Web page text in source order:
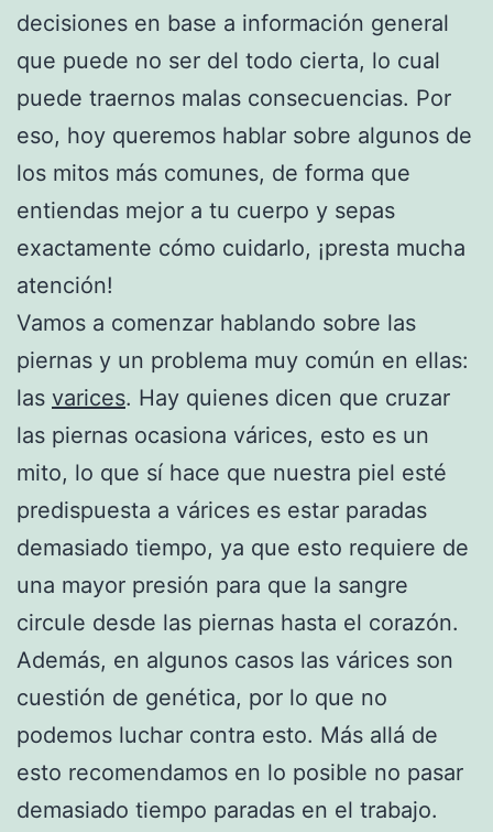
decisiones en base a información general
que puede no ser del todo cierta, lo cual
puede traernos malas consecuencias. Por
eso, hoy queremos hablar sobre algunos de
los mitos más comunes, de forma que
entiendas mejor a tu cuerpo y sepas
exactamente cómo cuidarlo, ¡presta mucha
atención!
Vamos a comenzar hablando sobre las
piernas y un problema muy común en ellas:
las varices. Hay quienes dicen que cruzar
las piernas ocasiona várices, esto es un
mito, lo que sí hace que nuestra piel esté
predispuesta a várices es estar paradas
demasiado tiempo, ya que esto requiere de
una mayor presión para que la sangre
circule desde las piernas hasta el corazón.
Además, en algunos casos las várices son
cuestión de genética, por lo que no
podemos luchar contra esto. Más allá de
esto recomendamos en lo posible no pasar
demasiado tiempo paradas en el trabajo.